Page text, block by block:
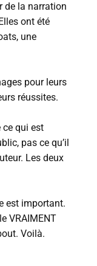
de la narration
ont été
une
pour leurs
réussites.
ce qui est
pas ce qu’il
Les deux
est important.
VRAIMENT
Voilà.